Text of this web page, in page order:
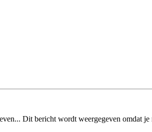
Dit bericht wordt weergegeven omdat